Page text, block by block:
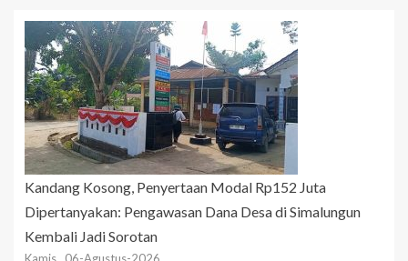
Kandang Kosong, Penyertaan Modal Rp152 Juta
Dipertanyakan: Pengawasan Dana Desa di Simalungun
Kembali Jadi Sorotan